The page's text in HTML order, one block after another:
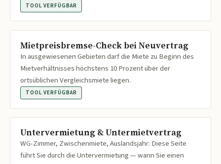
TOOL VERFÜGBAR
Mietpreisbremse-Check bei Neuvertrag
In ausgewiesenen Gebieten darf die Miete zu Beginn des
Mietverhältnisses höchstens 10 Prozent über der
ortsüblichen Vergleichsmiete liegen.
TOOL VERFÜGBAR
Untervermietung & Untermietvertrag
WG-Zimmer, Zwischenmiete, Auslandsjahr: Diese Seite
führt Sie durch die Untervermietung — wann Sie einen